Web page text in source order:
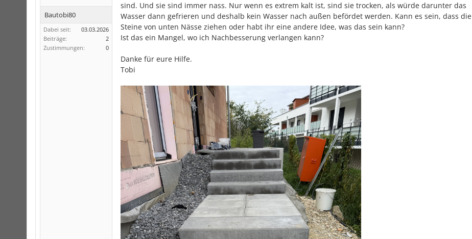
Bautobi80
Dabei seit:
03.03.2026
Beiträge:
2
Zustimmungen:
0
sind. Und sie sind immer nass. Nur wenn es extrem kalt ist, sind sie trocken, als würde darunter das
Wasser dann gefrieren und deshalb kein Wasser nach außen befördet werden. Kann es sein, dass die
Steine von unten Nässe ziehen oder habt ihr eine andere Idee, was das sein kann?
Ist das ein Mangel, wo ich Nachbesserung verlangen kann?
Danke für eure Hilfe.
Tobi